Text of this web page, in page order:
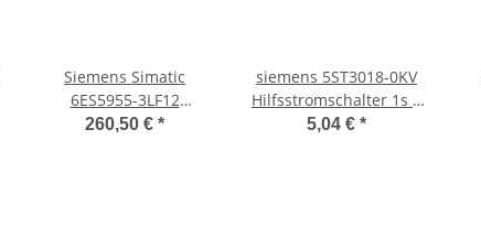
Siemens Simatic
6ES5955-3LF12
Stromversorgung 6ES5
260,50 € *
siemens 5ST3018-0KV
Hilfsstromschalter 1s +
5,04 € *